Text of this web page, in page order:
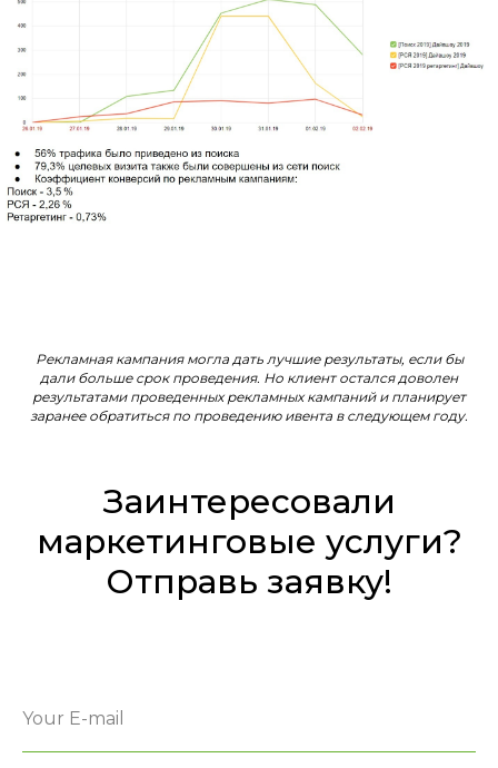
Рекламная кампания могла дать лучшие результаты, если бы
дали больше срок проведения. Но клиент остался доволен
результатами проведенных рекламных кампаний и планирует
заранее обратиться по проведению ивента в следующем году.
Заинтересовали
маркетинговые услуги?
Отправь заявку!